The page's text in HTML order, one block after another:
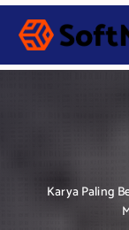
S
p
Karya Paling